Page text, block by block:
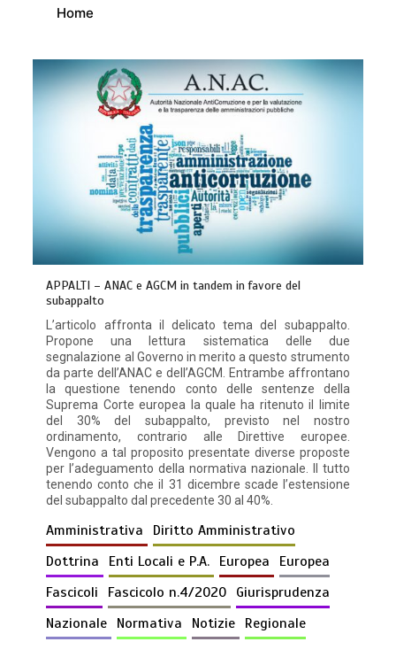
Home
APPALTI – ANAC e AGCM in tandem in favore del
subappalto
L’articolo affronta il delicato tema del subappalto.
Propone una lettura sistematica delle due
segnalazione al Governo in merito a questo strumento
da parte dell’ANAC e dell’AGCM. Entrambe affrontano
la questione tenendo conto delle sentenze della
Suprema Corte europea la quale ha ritenuto il limite
del 30% del subappalto, previsto nel nostro
ordinamento, contrario alle Direttive europee.
Vengono a tal proposito presentate diverse proposte
per l’adeguamento della normativa nazionale. Il tutto
tenendo conto che il 31 dicembre scade l’estensione
del subappalto dal precedente 30 al 40%.
Amministrativa
Diritto Amministrativo
Dottrina
Enti Locali e P.A. Europea
Europea
Fascicoli
Fascicolo n.4/2020 Giurisprudenza
Nazionale Normativa Notizie Regionale